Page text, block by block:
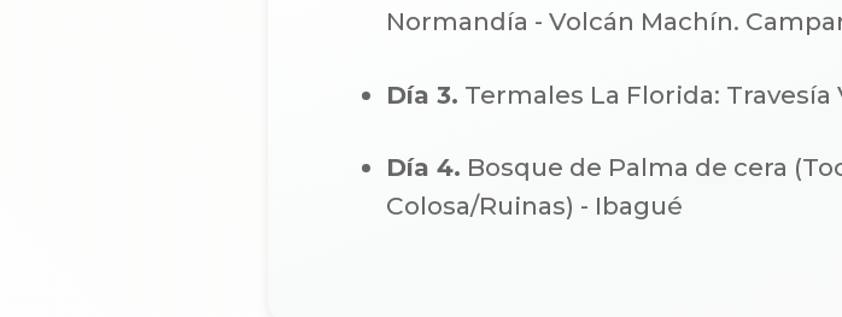
Normandía - Volcán Machín.
Día 3. Termales La Florida:
Día 4. Bosque de Palma de cera
Colosa/Ruinas) - Ibagué